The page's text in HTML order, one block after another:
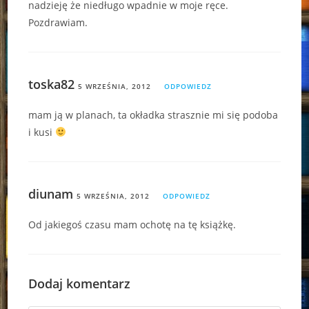
nadzieję że niedługo wpadnie w moje ręce.
Pozdrawiam.
toska82 5 WRZEŚNIA, 2012 ODPOWIEDZ
mam ją w planach, ta okładka strasznie mi się podoba
i kusi
diunam 5 WRZEŚNIA, 2012 ODPOWIEDZ
Od jakiegoś czasu mam ochotę na tę książkę.
Dodaj komentarz